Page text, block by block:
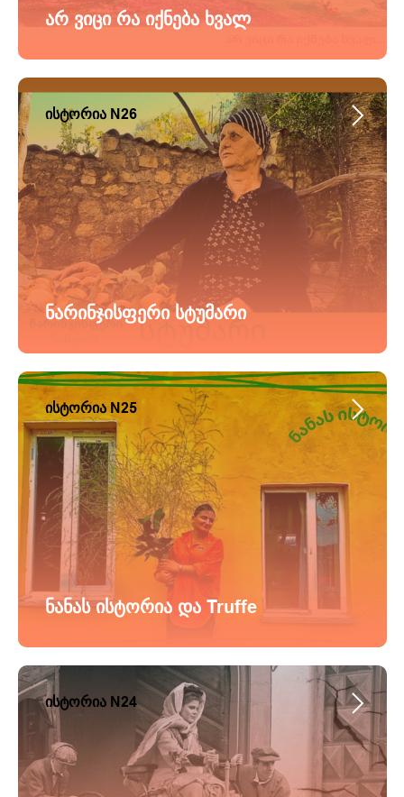
არ ვიცი რა იქნება ხვალ
ისტორია N26
ნარინჯისფერი სტუმარი
ისტორია N25
ნანას ისტორია და Truffe
ისტორია N24